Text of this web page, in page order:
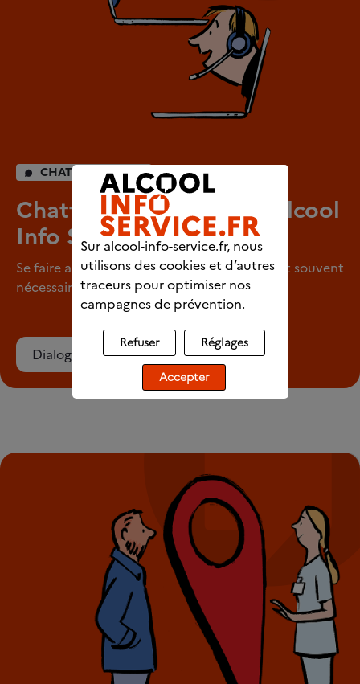
CHAT INDIVIDUEL
Chattez en direct avec Alcool
Info Service
Se faire aider pour arrêter de consommer est souvent
nécessaire.
Dialoguer avec un écoutant
Sur alcool-info-service.fr, nous
utilisons des cookies et d’autres
traceurs pour optimiser nos
campagnes de prévention.
Refuser Réglages
Accepter